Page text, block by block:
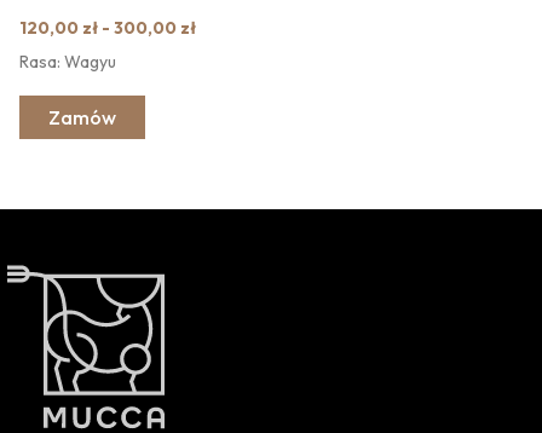
120,00 zł - 300,00 zł
Rasa: Wagyu
Zamów